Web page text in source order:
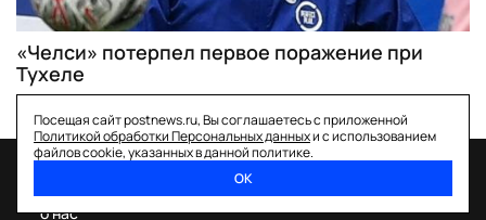
«Челси» потерпел первое поражение при
Тухеле
Посещая сайт postnews.ru, Вы соглашаетесь с приложенной
Политикой обработки Персональных данныхи с использованием
файлов cookie, указанных в данной политике.
ОК
о нас